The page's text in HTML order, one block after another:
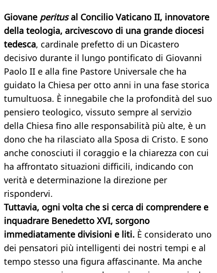
Giovane peritusal Concilio Vaticano II, innovatore
della teologia, arcivescovo di una grande diocesi
tedesca, cardinale prefetto di un Dicastero
decisivo durante il lungo pontificato di Giovanni
Paolo II e alla fine Pastore Universale che ha
guidato la Chiesa per otto anni in una fase storica
tumultuosa. È innegabile che la profondità del suo
pensiero teologico, vissuto sempre al servizio
della Chiesa fino alle responsabilità più alte, è un
dono che ha rilasciato alla Sposa di Cristo. E sono
anche conosciuti il coraggio e la chiarezza con cui
ha affrontato situazioni difficili, indicando con
verità e determinazione la direzione per
rispondervi.
Tuttavia, ogni volta che si cerca di comprendere e
inquadrare Benedetto XVI, sorgono
immediatamente divisioni e liti. È considerato uno
dei pensatori più intelligenti dei nostri tempi e al
tempo stesso una figura affascinante. Ma anche